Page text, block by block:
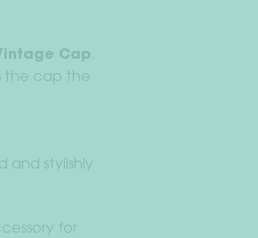
Cap.
the cap the
and stylishly
for